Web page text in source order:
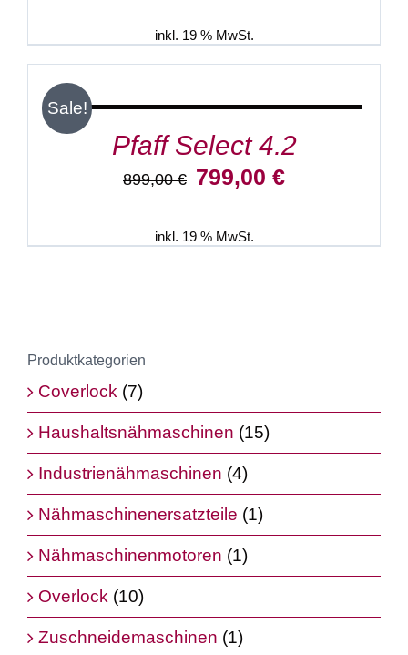
1.099,00 €
inkl. 19 % MwSt.
Sale!
IN
Pfaff Select 4.2
899,00€ Ursprünglicher
899,00 €
799,00 €Aktueller
inkl. 19 % MwSt.
Produktkategorien
Coverlock (7)
Haushaltsnähmaschinen (15)
Industrienähmaschinen (4)
Nähmaschinenersatzteile (1)
Nähmaschinenmotoren (1)
Overlock (10)
Zuschneidemaschinen (1)